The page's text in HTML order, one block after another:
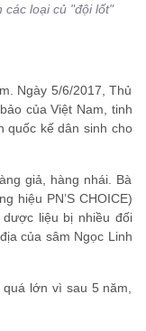
các loại củ "đội lốt"
Ngày 5/6/2017, Thủ
của Việt Nam, tinh
quốc kế dân sinh cho
giả, hàng nhái. Bà
hiệu PN’S CHOICE)
liệu bị nhiều đối
của sâm Ngọc Linh
lớn vì sau 5 năm,